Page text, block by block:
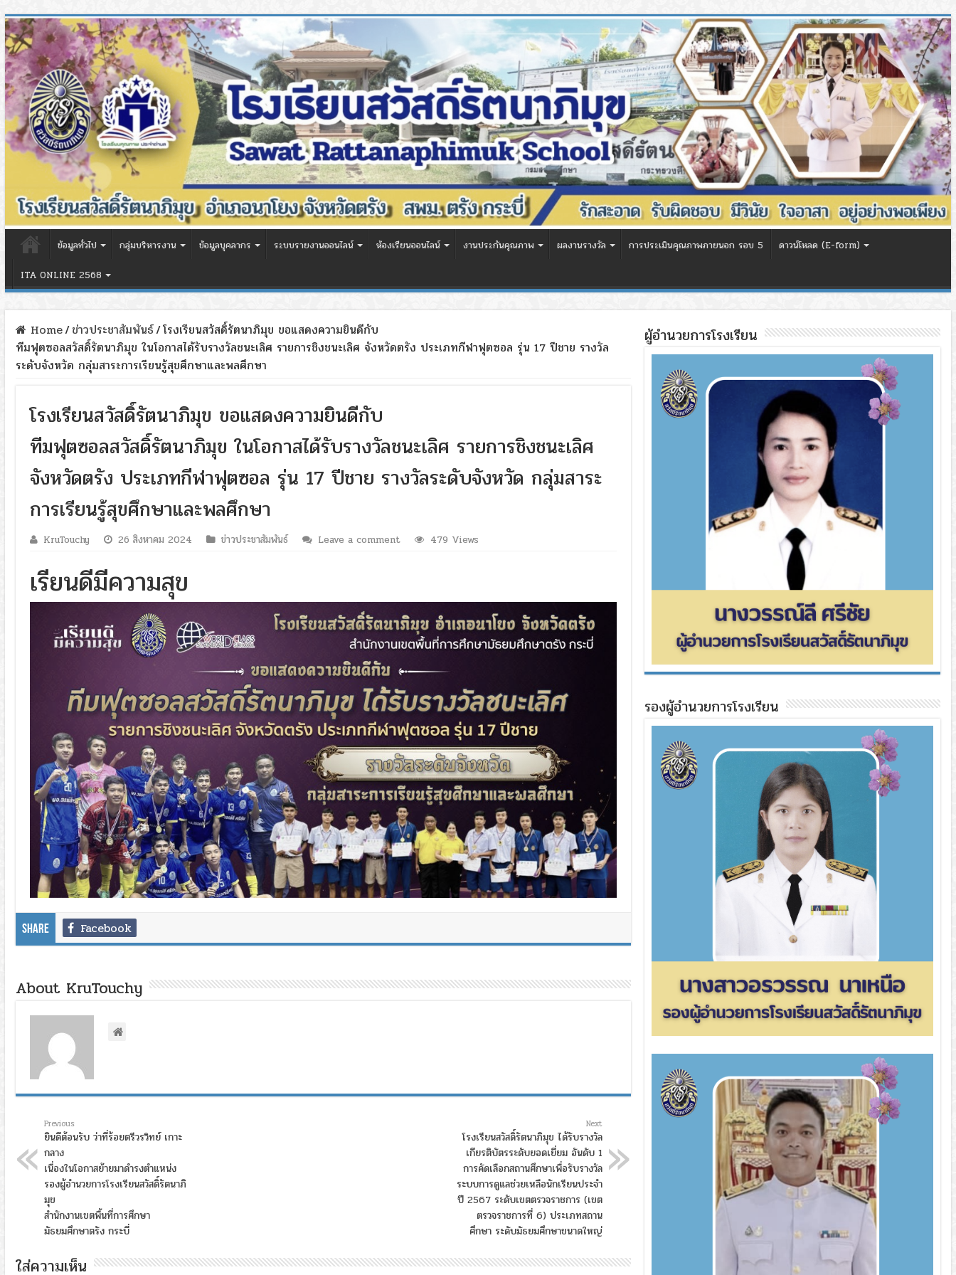
ข้อมูลทั่วไป กลุ่มบริหารงาน ข้อมูลบุคลากร ระบบรายงานออนไลน์ ห้องเรียนออนไลน์ งานประกันคุณภาพ ผลงานรางวัล การประเมินคุณภาพภายนอก รอบ 5 ดาวน์โหลด (E-form)
ITA ONLINE 2568
Home/ข่าวประชาสัมพันธ์/โรงเรียนสวัสดิ์รัตนาภิมุข ขอแสดงความยินดีกับ
ทีมฟุตซอลสวัสดิ์รัตนาภิมุข ในโอกาสได้รับรางวัลชนะเลิศ รายการชิงชนะเลิศ จังหวัดตรัง ประเภทกีฬาฟุตซอล รุ่น 17 ปีชาย รางวัล
ระดับจังหวัด กลุ่มสาระการเรียนรู้สุขศึกษาและพลศึกษา
โรงเรียนสวัสดิ์รัตนาภิมุข ขอแสดงความยินดีกับ
ทีมฟุตซอลสวัสดิ์รัตนาภิมุข ในโอกาสได้รับรางวัลชนะเลิศ รายการชิงชนะเลิศ
จังหวัดตรัง ประเภทกีฬาฟุตซอล รุ่น 17 ปีชาย รางวัลระดับจังหวัด กลุ่มสาระ
การเรียนรู้สุขศึกษาและพลศึกษา
KruTouchy 26 สิงหาคม 2024 ข่าวประชาสัมพันธ์ Leave a comment 479 Views
เรียนดีมีความสุข
Share Facebook
About KruTouchy
Previous
ยินดีต้อนรับ ว่าที่ร้อยตรีวรวิทย์ เกาะ
กลาง
เนื่องในโอกาสย้ายมาดำรงตำแหน่ง
รองผู้อำนวยการโรงเรียนสวัสดิ์รัตนาภิ
มุข
สำนักงานเขตพื้นที่การศึกษา
มัธยมศึกษาตรัง กระบี่
Next
โรงเรียนสวัสดิ์รัตนาภิมุข ได้รับรางวัล
เกียรติบัตรระดับยอดเยี่ยม อันดับ 1
การคัดเลือกสถานศึกษาเพื่อรับรางวัล
ระบบการดูแลช่วยเหลือนักเรียนประจำ
ปี 2567 ระดับเขตตรวจราชการ (เขต
ตรวจราชการที่ 6) ประเภทสถาน
ศึกษา ระดับมัธยมศึกษาขนาดใหญ่
ใส่ความเห็น
ผู้อำนวยการโรงเรียน
รองผู้อำนวยการโรงเรียน